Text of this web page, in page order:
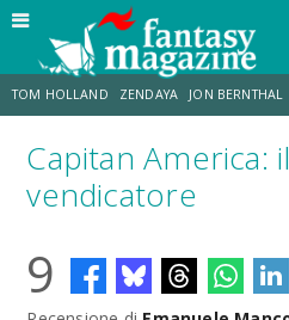
TOM HOLLAND ZENDAYA JON BERNTHAL
STRANIMONDI LUCCA COMICS & GAMES
Capitan America:
vendicatore
9